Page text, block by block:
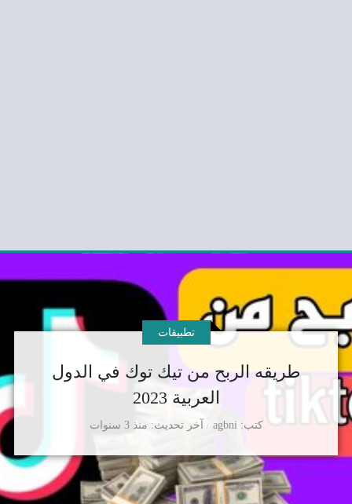
طريقه الربح من تيك توك في الدول
العربية 2023
كتب agbni
تطبيقات
آخر تحديث منذ 3 سنوات